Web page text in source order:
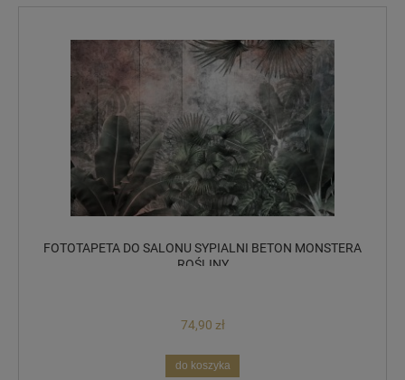
FOTOTAPETA DO SALONU SYPIALNI BETON MONSTERA
ROŚLINY
74,90 zł
do koszyka